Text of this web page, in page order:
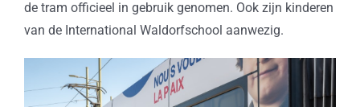
de tram officieel in gebruik genomen. Ook zijn kinderen
van de International Waldorfschool aanwezig.